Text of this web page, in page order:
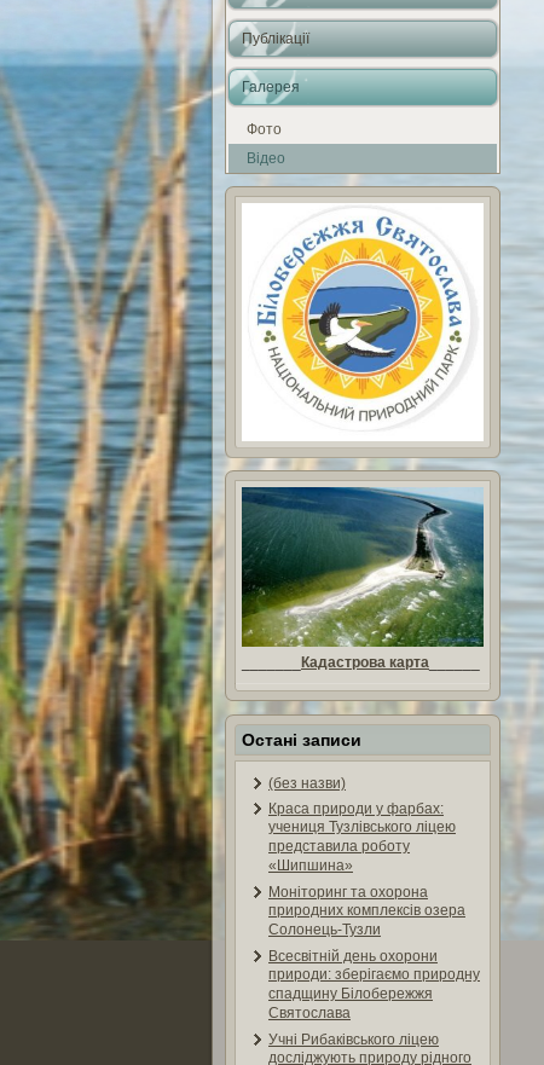
Публікації
Галерея
Фото
Відео
Кадастрова карта
Остані записи
(без назви)
Краса природи у фарбах:
учениця Тузлівського ліцею
представила роботу
«Шипшина»
Моніторинг та охорона
природних комплексів озера
Солонець-Тузли
Всесвітній день охорони
природи: зберігаємо природну
спадщину Білобережжя
Святослава
Учні Рибаківського ліцею
досліджують природу рідного